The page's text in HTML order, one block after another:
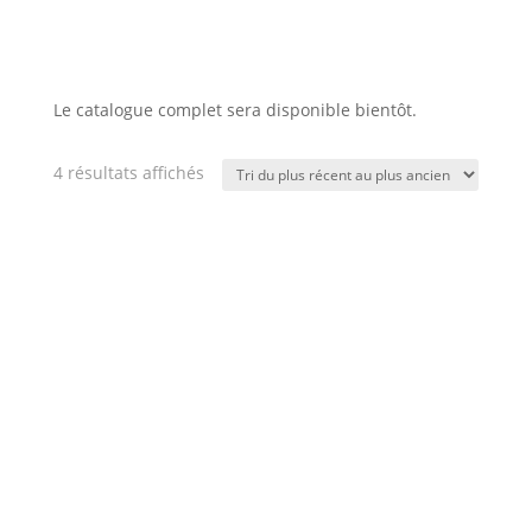
Le catalogue complet sera disponible bientôt.
4 résultats affichésTrié